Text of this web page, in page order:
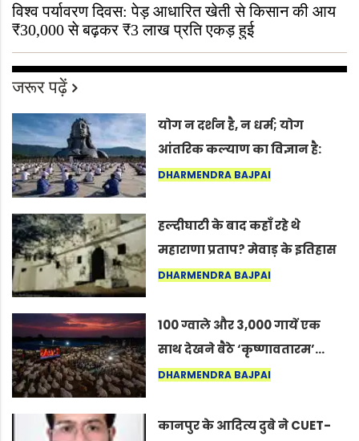
विश्व पर्यावरण दिवस: पेड़ आधारित खेती से किसान की आय
₹30,000 से बढ़कर ₹3 लाख प्रति एकड़ हुई
जरूर पढ़ें
योग न दर्शन है, न धर्म; योग
आंतरिक कल्याण का विज्ञान है:
अंतरराष्ट्रीय योग दिवस 2026 पर
DHARMENDRA BAJPAI
हल्दीघाटी के बाद कहाँ रहे थे
महाराणा प्रताप? मेवाड़ के इतिहास
का वह अनकहा अध्याय जो आज भी
DHARMENDRA BAJPAI
100 ग्वाले और 3,000 गायें एक
साथ देखने बैठे ‘कृष्णावतारम’…
नागपुर में दिखा ऐसा नज़ारा कि
कर सकते हैं”
DHARMENDRA BAJPAI
कानपुर के आदित्य दुबे ने CUET-